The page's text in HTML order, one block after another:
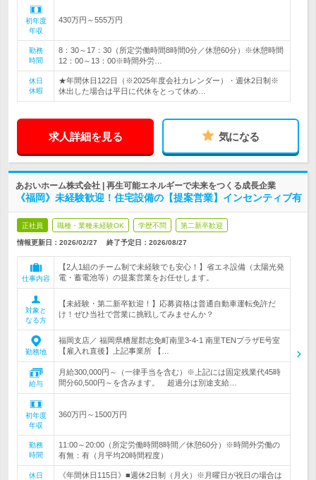
初年度
年収
430万円～555万円
勤務
時間
8：30～17：30（所定労働時間8時間0分／休憩60分）※休憩時間
12：00～13：00※時間外労…
休日
休暇
★年間休日122日（※2025年度会社カレンダー）・週休2日制※
休出した場合は平日に代休をとって休め…
求人詳細を見る 気になる
あおいホーム株式会社 | 再生可能エネルギーで未来をつくる成長企業
《福岡》未経験歓迎！住宅設備の【提案営業】インセンティブ有
正社員 職種・業種未経験OK 学歴不問 第二新卒歓迎
情報更新日：2026/02/27 終了予定日： 2026/08/27
仕事内容
【2人1組のチーム制で未経験でも安心！】省エネ設備（太陽光発
電・蓄電池等）の提案営業をお任せします。
対象と
なる方
【未経験・第二新卒歓迎！】応募資格は普通自動車運転免許だ
け！ぜひ当社で営業に挑戦してみませんか？
勤務地
福岡支店／ 福岡県糟屋郡志免町南里3-4-1 南里TENプラザE号室
【雇入れ直後】上記事業所 【…
給与
月給300,000円～（一律手当を含む）※上記には固定残業代45時
間分60,500円～を含みます。 超過分は別途支給…
初年度
年収
360万円～1500万円
勤務
時間
11:00～20:00（所定労働時間8時間／休憩60分）※時間外労働の
有無：有（月平均20時間程度）
休日
《年間休日115日》■週休2日制（月火）※月曜日が祝日の場合は